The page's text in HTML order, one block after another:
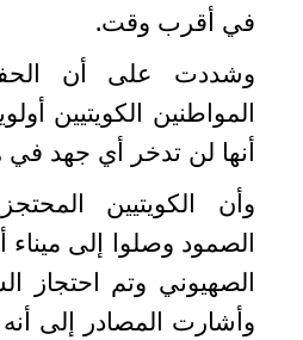
شاركنا
مصريون
في
الكويت
في أقرب وقت.
وشددت على أن
المواطنين الكويتيين
أنها لن تدخر أي جهد في
وأن الكويتيين
الصمود وصلوا إلى ميناء
الصهيوني وتم احتجاز
وأشارت المصادر إلى